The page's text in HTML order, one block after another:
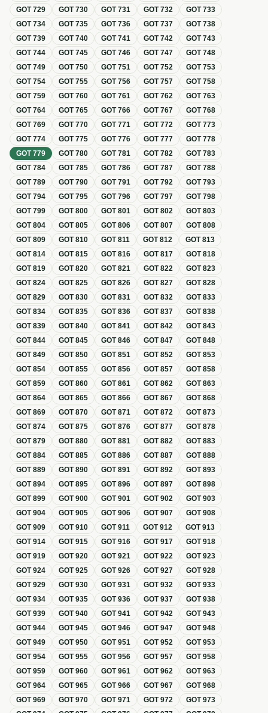
GOT729 GOT730 GOT731 GOT732 GOT733
GOT734 GOT735 GOT736 GOT737 GOT738
GOT739 GOT740 GOT741 GOT742 GOT743
GOT744 GOT745 GOT746 GOT747 GOT748
GOT749 GOT750 GOT751 GOT752 GOT753
GOT754 GOT755 GOT756 GOT757 GOT758
GOT759 GOT760 GOT761 GOT762 GOT763
GOT764 GOT765 GOT766 GOT767 GOT768
GOT769 GOT770 GOT771 GOT772 GOT773
GOT774 GOT775 GOT776 GOT777 GOT778
GOT779 GOT780 GOT781 GOT782 GOT783
GOT784 GOT785 GOT786 GOT787 GOT788
GOT789 GOT790 GOT791 GOT792 GOT793
GOT794 GOT795 GOT796 GOT797 GOT798
GOT799 GOT800 GOT801 GOT802 GOT803
GOT804 GOT805 GOT806 GOT807 GOT808
GOT809 GOT810 GOT811 GOT812 GOT813
GOT814 GOT815 GOT816 GOT817 GOT818
GOT819 GOT820 GOT821 GOT822 GOT823
GOT824 GOT825 GOT826 GOT827 GOT828
GOT829 GOT830 GOT831 GOT832 GOT833
GOT834 GOT835 GOT836 GOT837 GOT838
GOT839 GOT840 GOT841 GOT842 GOT843
GOT844 GOT845 GOT846 GOT847 GOT848
GOT849 GOT850 GOT851 GOT852 GOT853
GOT854 GOT855 GOT856 GOT857 GOT858
GOT859 GOT860 GOT861 GOT862 GOT863
GOT864 GOT865 GOT866 GOT867 GOT868
GOT869 GOT870 GOT871 GOT872 GOT873
GOT874 GOT875 GOT876 GOT877 GOT878
GOT879 GOT880 GOT881 GOT882 GOT883
GOT884 GOT885 GOT886 GOT887 GOT888
GOT889 GOT890 GOT891 GOT892 GOT893
GOT894 GOT895 GOT896 GOT897 GOT898
GOT899 GOT900 GOT901 GOT902 GOT903
GOT904 GOT905 GOT906 GOT907 GOT908
GOT909 GOT910 GOT911 GOT912 GOT913
GOT914 GOT915 GOT916 GOT917 GOT918
GOT919 GOT920 GOT921 GOT922 GOT923
GOT924 GOT925 GOT926 GOT927 GOT928
GOT929 GOT930 GOT931 GOT932 GOT933
GOT934 GOT935 GOT936 GOT937 GOT938
GOT939 GOT940 GOT941 GOT942 GOT943
GOT944 GOT945 GOT946 GOT947 GOT948
GOT949 GOT950 GOT951 GOT952 GOT953
GOT954 GOT955 GOT956 GOT957 GOT958
GOT959 GOT960 GOT961 GOT962 GOT963
GOT964 GOT965 GOT966 GOT967 GOT968
GOT969 GOT970 GOT971 GOT972 GOT973